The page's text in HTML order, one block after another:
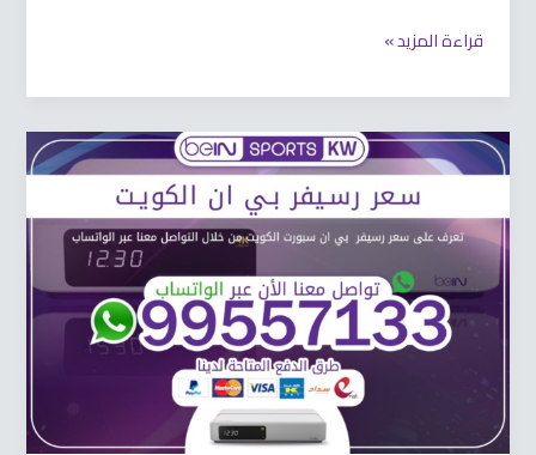
قراءة المزيد »
سعر
رسيفر
بي
ان
66633738
الكويت